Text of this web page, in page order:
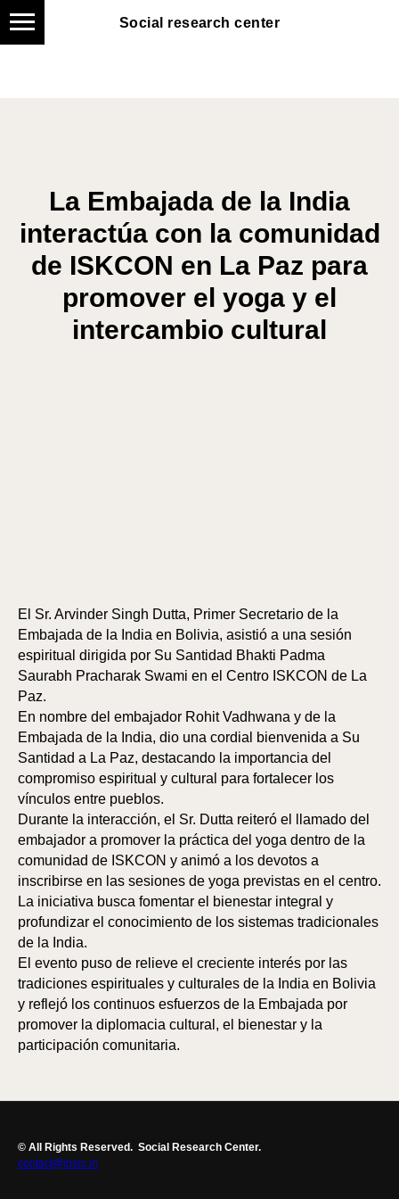
Social research center
Social research center
La Embajada de la India
interactúa con la comunidad
de ISKCON en La Paz para
promover el yoga y el
intercambio cultural
El Sr. Arvinder Singh Dutta, Primer Secretario de la
Embajada de la India en Bolivia, asistió a una sesión
espiritual dirigida por Su Santidad Bhakti Padma
Saurabh Pracharak Swami en el Centro ISKCON de La
Paz.
En nombre del embajador Rohit Vadhwana y de la
Embajada de la India, dio una cordial bienvenida a Su
Santidad a La Paz, destacando la importancia del
compromiso espiritual y cultural para fortalecer los
vínculos entre pueblos.
Durante la interacción, el Sr. Dutta reiteró el llamado del
embajador a promover la práctica del yoga dentro de la
comunidad de ISKCON y animó a los devotos a
inscribirse en las sesiones de yoga previstas en el centro.
La iniciativa busca fomentar el bienestar integral y
profundizar el conocimiento de los sistemas tradicionales
de la India.
El evento puso de relieve el creciente interés por las
tradiciones espirituales y culturales de la India en Bolivia
y reflejó los continuos esfuerzos de la Embajada por
promover la diplomacia cultural, el bienestar y la
participación comunitaria.
© All Rights Reserved. Social Research Center.
contact@insrc.in